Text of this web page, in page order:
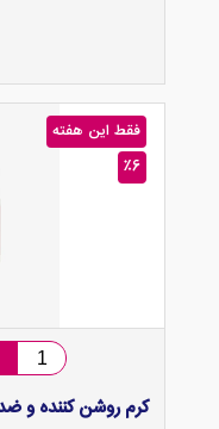
٪6
فقط این هفته
کرم روشن کننده و